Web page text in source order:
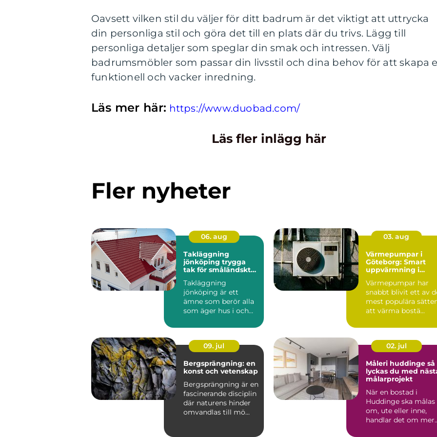
Oavsett vilken stil du väljer för ditt badrum är det viktigt att uttrycka
din personliga stil och göra det till en plats där du trivs. Lägg till
personliga detaljer som speglar din smak och intressen. Välj
badrumsmöbler som passar din livsstil och dina behov för att skapa
funktionell och vacker inredning.
Läs mer här: https://www.duobad.com/
Läs fler inlägg här
Fler nyheter
06. aug
Takläggning
jönköping trygga
tak för småländskt
Takläggning
jönköping är ett
ämne som berör alla
som äger hus i och
villor i...
03. aug
Värmepumpar i
Göteborg: Smart
uppvärmning i
Värmepumpar har
snabbt blivit ett av
mest populära
att värma bostä...
09. jul
Bergsprängning: en
konst och vetenskap
Bergsprängning är en
fascinerande disciplin
där naturens hinder
omvandlas till mö...
02. jul
Måleri huddinge så
lyckas du med
målarprojekt
När en bostad i
Huddinge ska målas
om, ute eller inne,
handlar det om mer